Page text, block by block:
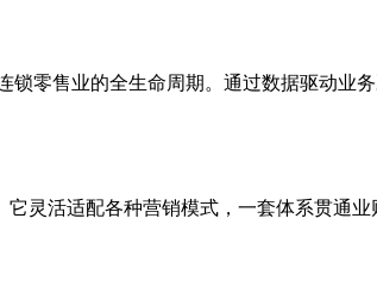
零售业的全生命周期。通过数据驱动业
灵活适配各种营销模式，一套体系贯通